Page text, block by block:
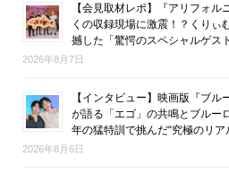
【会見取材レポ】『アリフォ
くの収録現場に激震！？くりぃ
撼した「驚愕のスペシャルゲス
2026年8月7日
【インタビュー】映画版『ブ
が語る「エゴ」の共鳴とブルー
年の猛特訓で挑んだ“究極のリア
2026年8月6日